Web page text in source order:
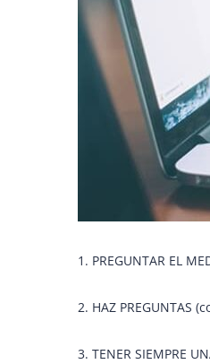
1. PREGUNTAR EL
2. HAZ PREGUNTAS
3. TENER SIEMPRE